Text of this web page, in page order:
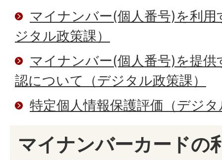
マイナンバー(個人番号)を利
ジタル政策課）
マイナンバー(個人番号)を提
認について（デジタル政策課）
特定個人情報保護評価（デジ
マイナンバーカードの